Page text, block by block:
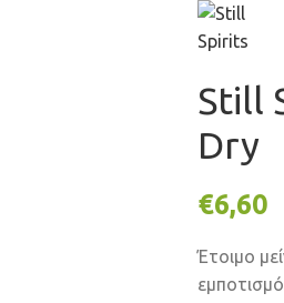
Still
Dry
€6,60
Έτοιμο